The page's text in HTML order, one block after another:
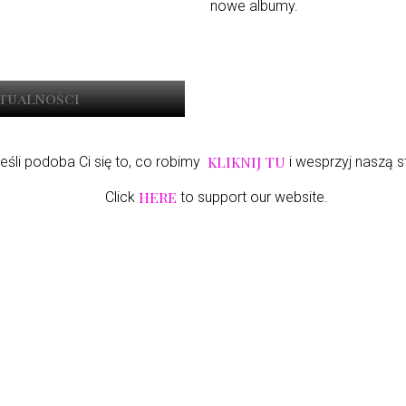
podoba Ci się to, co robimy KLIKNIJ TU i wesprzyj naszą
Click HERE to support our website.
nowe albumy.